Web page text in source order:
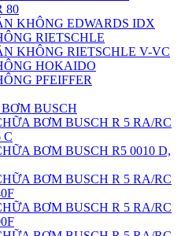
80
KHÔNG EDWARDS IDX
RIETSCHLE
KHÔNG RIETSCHLE V-VC
HOKAIDO
PFEIFFER
BUSCH
BƠM BUSCH R 5 RA/RC
C
BƠM BUSCH R5 0010 D,
BƠM BUSCH R 5 RA/RC
BƠM BUSCH R 5 RA/RC